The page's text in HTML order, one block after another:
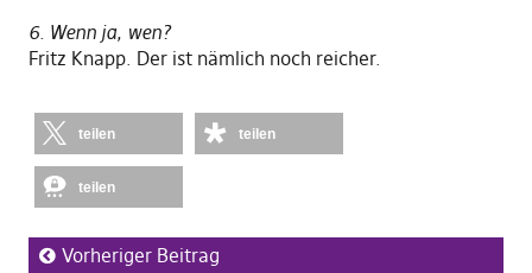
6. Wenn ja, wen?
Fritz Knapp. Der ist nämlich noch reicher.
teilen teilen
teilen
Vorheriger Beitrag